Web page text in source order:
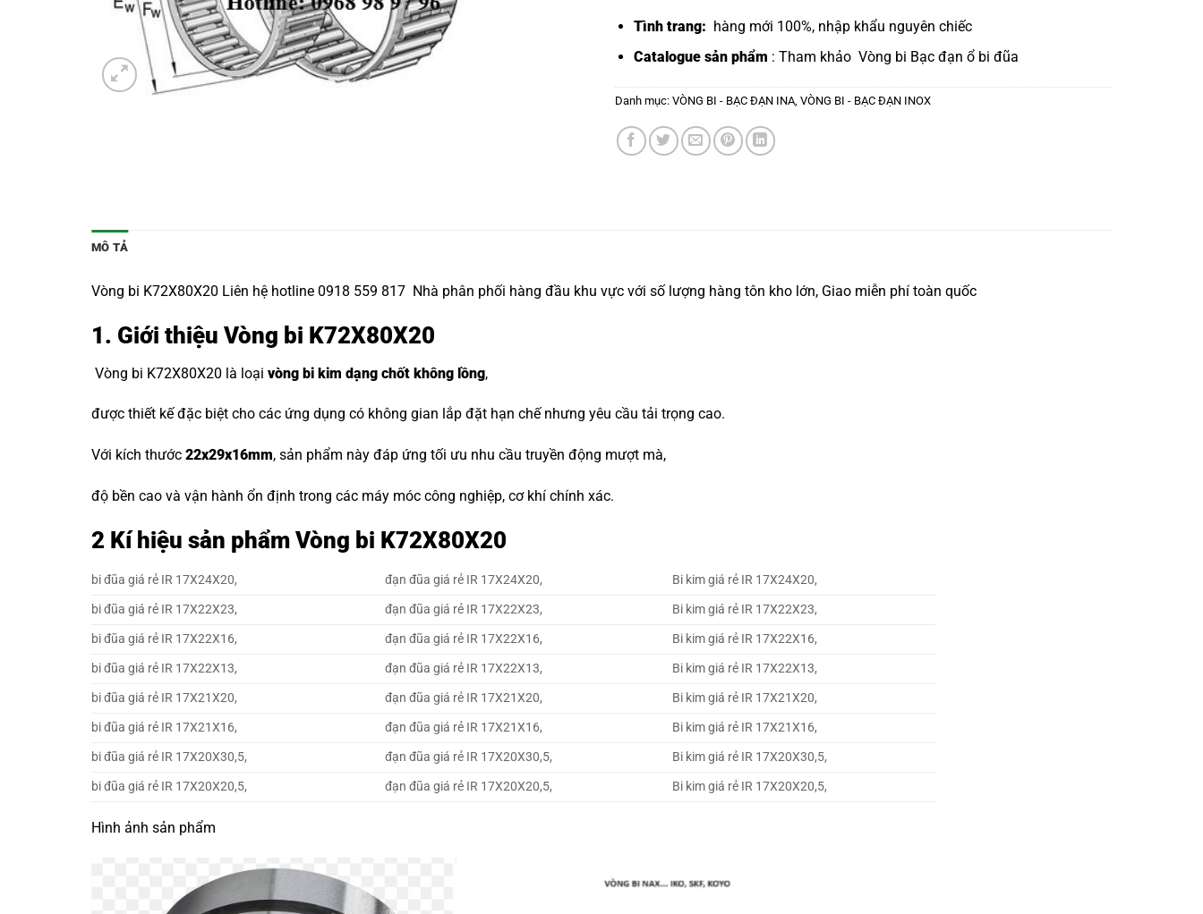
Tình trang: hàng mới 100%, nhập khẩu nguyên chiếc
Catalogue sản phẩm : Tham khảo Vòng bi Bạc đạn ổ bi đũa
Danh mục: VÒNG BI - BẠC ĐẠN INA VÒNG BI - BẠC ĐẠN INOX
MÔ TẢ
Vòng bi K72X80X20 Liên hệ hotline 0918 559 817 Nhà phân phối hàng đầu khu vực với số lượng hàng tôn kho lớn, Giao miễn phí toàn quốc
1. Giới thiệu Vòng bi K72X80X20
Vòng bi K72X80X20 là loại vòng bi kim dạng chốt không lồng,
được thiết kế đặc biệt cho các ứng dụng có không gian lắp đặt hạn chế nhưng yêu cầu tải trọng cao.
Với kích thước 22x29x16mm, sản phẩm này đáp ứng tối ưu nhu cầu truyền động mượt mà,
độ bền cao và vận hành ổn định trong các máy móc công nghiệp, cơ khí chính xác.
2 Kí hiệu sản phẩm Vòng bi K72X80X20
bi đũa giá rẻ IR 17X24X20, đạn đũa giá rẻ IR 17X24X20,
Bi kim giá rẻ IR 17X24X20,
bi đũa giá rẻ IR 17X22X23,
đạn đũa giá rẻ IR 17X22X23,
Bi kim giá rẻ IR 17X22X23,
bi đũa giá rẻ IR 17X22X16,
đạn đũa giá rẻ IR 17X22X16,
Bi kim giá rẻ IR 17X22X16,
bi đũa giá rẻ IR 17X22X13,
đạn đũa giá rẻ IR 17X22X13,
Bi kim giá rẻ IR 17X22X13,
bi đũa giá rẻ IR 17X21X20,
đạn đũa giá rẻ IR 17X21X20,
Bi kim giá rẻ IR 17X21X20,
bi đũa giá rẻ IR 17X21X16,
đạn đũa giá rẻ IR 17X21X16,
Bi kim giá rẻ IR 17X21X16,
bi đũa giá rẻ IR 17X20X30,5,
đạn đũa giá rẻ IR 17X20X30,5,
Bi kim giá rẻ IR 17X20X30,5,
bi đũa giá rẻ IR 17X20X20,5,
đạn đũa giá rẻ IR 17X20X20,5, Bi kim giá rẻ IR 17X20X20,5,
Hình ảnh sản phẩm